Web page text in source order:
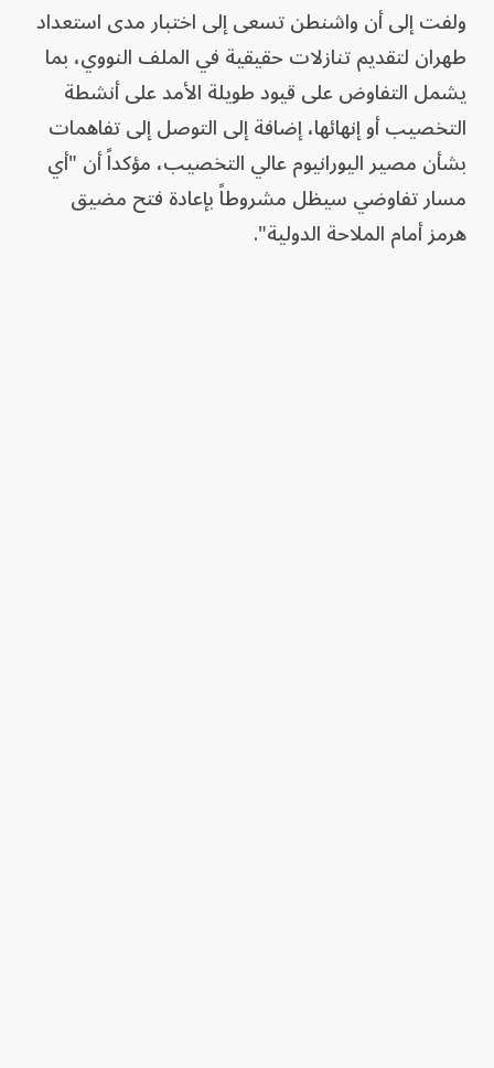
ولفت إلى أن واشنطن تسعى إلى اختبار مدى استعداد
طهران لتقديم تنازلات حقيقية في الملف النووي، بما
يشمل التفاوض على قيود طويلة الأمد على أنشطة
التخصيب أو إنهائها، إضافة إلى التوصل إلى تفاهمات
بشأن مصير اليورانيوم عالي التخصيب، مؤكداً أن "أي
مسار تفاوضي سيظل مشروطاً بإعادة فتح مضيق
هرمز أمام الملاحة الدولية".